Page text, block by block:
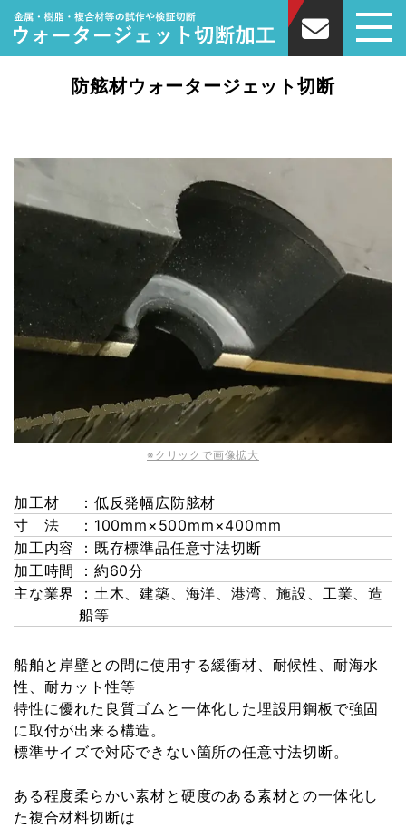
防舷材ウォータージェット切断
※クリックで画像拡大
加工材
：低反発幅広防舷材
寸 法
：100mm×500mm×400mm
加工内容
：既存標準品任意寸法切断
加工時間
：約60分
主な業界
：土木、建築、海洋、港湾、施設、工業、造
船等
船舶と岸壁との間に使用する緩衝材、耐候性、耐海水
性、耐カット性等
特性に優れた良質ゴムと一体化した埋設用鋼板で強固
に取付が出来る構造。
標準サイズで対応できない箇所の任意寸法切断。
ある程度柔らかい素材と硬度のある素材との一体化し
た複合材料切断は